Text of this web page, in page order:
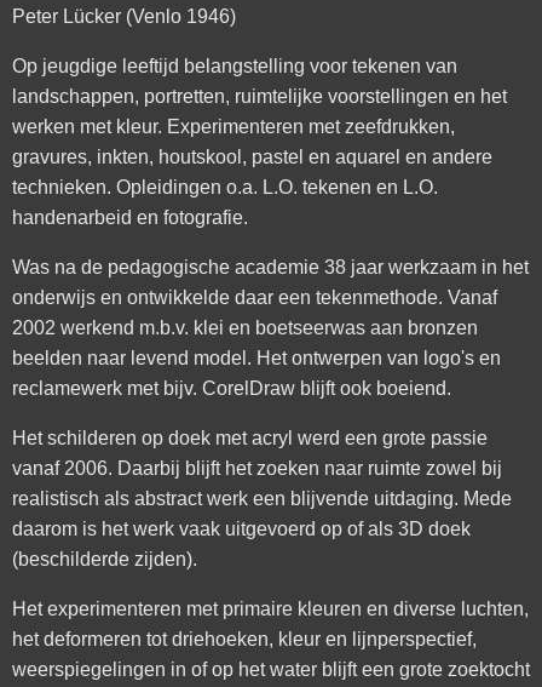
Peter Lücker (Venlo 1946)
Op jeugdige leeftijd belangstelling voor tekenen van
landschappen, portretten, ruimtelijke voorstellingen en het
werken met kleur. Experimenteren met zeefdrukken,
gravures, inkten, houtskool, pastel en aquarel en andere
technieken. Opleidingen o.a. L.O. tekenen en L.O.
handenarbeid en fotografie.
Was na de pedagogische academie 38 jaar werkzaam in het
onderwijs en ontwikkelde daar een tekenmethode. Vanaf
2002 werkend m.b.v. klei en boetseerwas aan bronzen
beelden naar levend model. Het ontwerpen van logo's en
reclamewerk met bijv. CorelDraw blijft ook boeiend.
Het schilderen op doek met acryl werd een grote passie
vanaf 2006. Daarbij blijft het zoeken naar ruimte zowel bij
realistisch als abstract werk een blijvende uitdaging. Mede
daarom is het werk vaak uitgevoerd op of als 3D doek
(beschilderde zijden).
Het experimenteren met primaire kleuren en diverse luchten,
het deformeren tot driehoeken, kleur en lijnperspectief,
weerspiegelingen in of op het water blijft een grote zoektocht